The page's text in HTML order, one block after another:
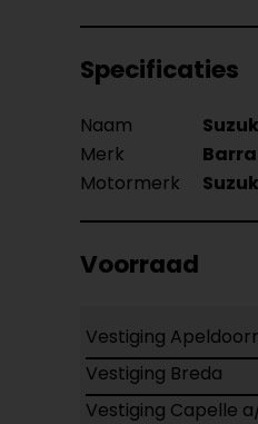
Specificaties
Naam
Merk
Motormerk
Voorraad
Vestiging
Vestiging Breda
Vestiging Capelle